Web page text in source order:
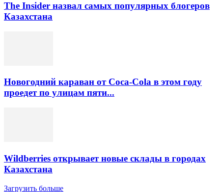
The Insider назвал самых популярных блогеров
Казахстана
Новогодний караван от Coca-Cola в этом году
проедет по улицам пяти...
Wildberries открывает новые склады в городах
Казахстана
Загрузить больше